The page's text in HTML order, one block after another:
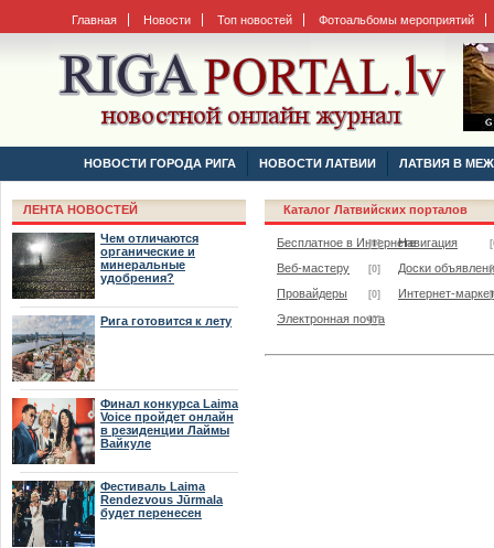
Главная Новости Топ новостей Фотоальбомы мероприятий
НОВОСТИ ГОРОДА РИГА НОВОСТИ ЛАТВИИ ЛАТВИЯ В
ЛЕНТА НОВОСТЕЙ
Чем отличаются
органические и
минеральные
удобрения?
Рига готовится к лету
Финал конкурса Laima
Voice пройдет онлайн
в резиденции Лаймы
Вайкуле
Фестиваль Laima
Rendezvous Jūrmala
будет перенесен
Каталог Латвийских порталов
Бесплатное в Интернете
[0] Навигация
Веб-мастеру [0] Доски
Провайдеры [0] Интернет-
Электронная почта
[0]